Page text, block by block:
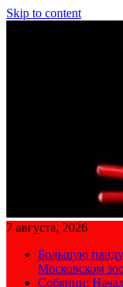
Skip to content
7 августа, 2026
Большую
Московском
Собянин: